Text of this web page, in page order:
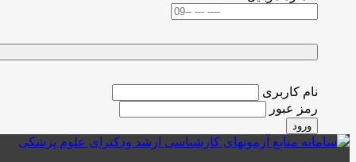
نام کاربری
رمز عبور
ورود